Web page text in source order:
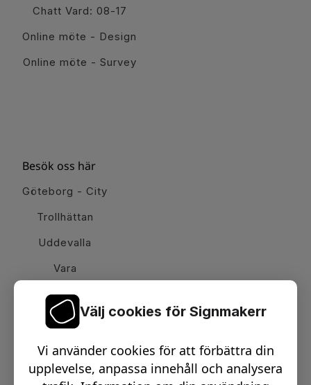
Chatt Vard: 08-17
Online möte - Design
Online möte - Survey
Besök oss här
Göteborg - City
Trollhättan
Uddevalla
Vara
Email:info@signmakerr.se
Välj cookies för Signmakerr
Vi använder cookies för att förbättra din
upplevelse, anpassa innehåll och analysera